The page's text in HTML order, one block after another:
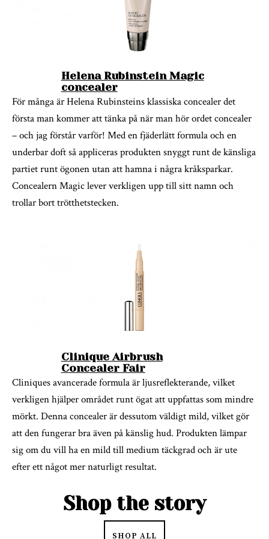
Helena Rubinstein Magic
concealer
För många är Helena Rubinsteins klassiska concealer det
första man kommer att tänka på när man hör ordet concealer
– och jag förstår varför! Med en fjäderlätt formula och en
underbar doft så appliceras produkten snyggt runt de känsliga
partiet runt ögonen utan att hamna i några kråksparkar.
Concealern Magic lever verkligen upp till sitt namn och
trollar bort trötthetstecken.
Clinique Airbrush
Concealer Fair
Cliniques avancerade formula är ljusreflekterande, vilket
verkligen hjälper området runt ögat att uppfattas som mindre
mörkt. Denna concealer är dessutom väldigt mild, vilket gör
att den fungerar bra även på känslig hud. Produkten lämpar
sig om du vill ha en mild till medium täckgrad och är ute
efter ett något mer naturligt resultat.
Shop the story
SHOP ALL